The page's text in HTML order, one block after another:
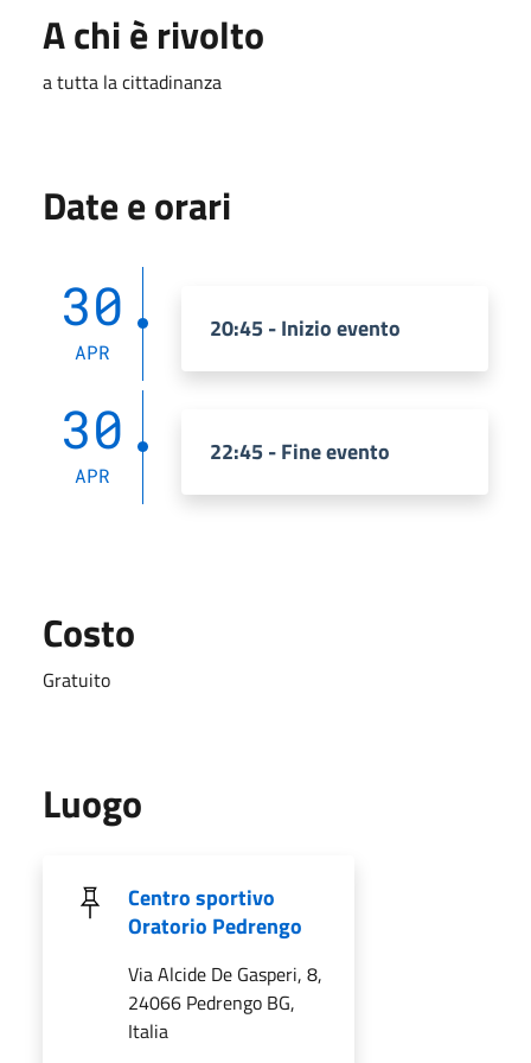
A chi è rivolto
a tutta la cittadinanza
Date e orari
30
APR
20:45 - Inizio evento
30
APR
22:45 - Fine evento
Costo
Gratuito
Luogo
Centro sportivo
Oratorio Pedrengo
Via Alcide De Gasperi, 8,
24066 Pedrengo BG,
Italia